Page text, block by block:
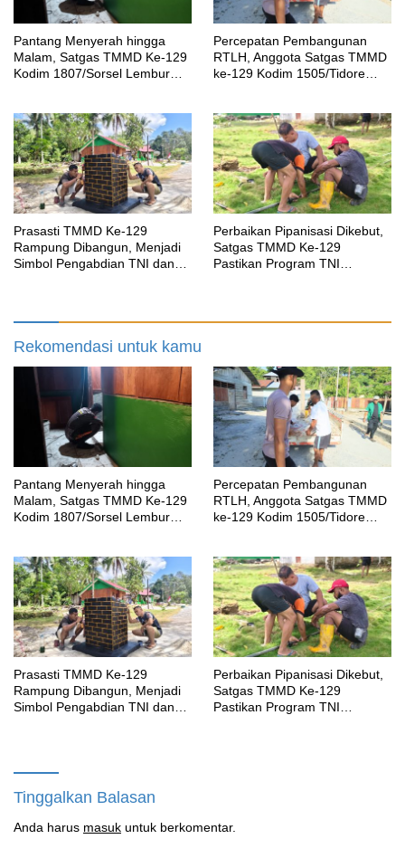
Pantang Menyerah hingga
Malam, Satgas TMMD Ke-129
Kodim 1807/Sorsel Lembur
Percepatan Pembangunan
RTLH, Anggota Satgas TMMD
ke-129 Kodim 1505/Tidore
Prasasti TMMD Ke-129
Rampung Dibangun, Menjadi
Simbol Pengabdian TNI dan
Perbaikan Pipanisasi Dikebut,
Satgas TMMD Ke-129
Pastikan Program TNI
Rekomendasi untuk kamu
Pantang Menyerah hingga
Malam, Satgas TMMD Ke-129
Kodim 1807/Sorsel Lembur
Percepatan Pembangunan
RTLH, Anggota Satgas TMMD
ke-129 Kodim 1505/Tidore
Prasasti TMMD Ke-129
Rampung Dibangun, Menjadi
Simbol Pengabdian TNI dan
Perbaikan Pipanisasi Dikebut,
Satgas TMMD Ke-129
Pastikan Program TNI
Tinggalkan Balasan
Anda harus masuk untuk berkomentar.